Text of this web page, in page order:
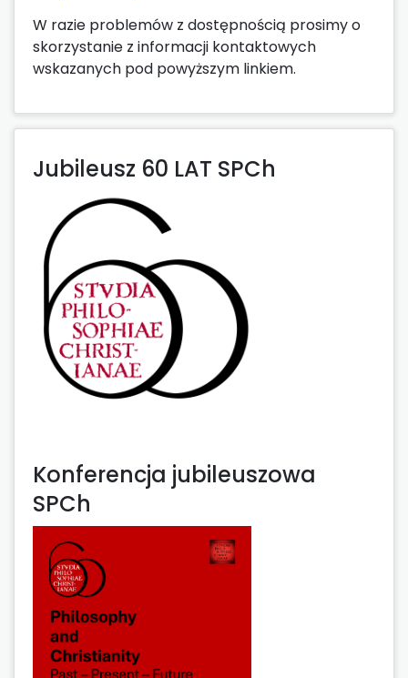
W razie problemów z dostępnością prosimy o
skorzystanie z informacji kontaktowych
wskazanych pod powyższym linkiem.
Jubileusz 60 LAT SPCh
Konferencja jubileuszowa
SPCh